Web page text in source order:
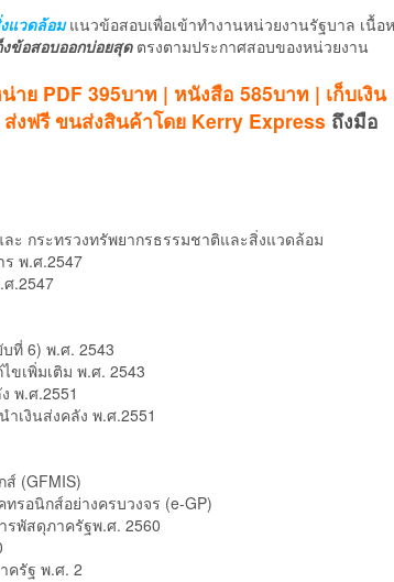
คุณภาพ
แวดล้อม
ชิ้น
แวดล้อมแนวข้อสอบเพื่อเข้าทำงานหน่วยงานรัฐบาล เนื้อ
งข้อสอบออกบ่อยสุดตรงตามประกาศสอบของหน่วยงาน
าย PDF 395บาท | หนังสือ 585บาท | เก็บเงิน
งฟรี ขนส่งสินค้าโดย Kerry Express ถึงมือ
ะ กระทรวงทรัพยากรธรรมชาติและสิ่งแวดล้อม
พ.ศ.2547
.2547
ที่ 6) พ.ศ. 2543
เพิ่มเติม พ.ศ. 2543
พ.ศ.2551
ำเงินส่งคลัง พ.ศ.2551
(GFMIS)
รอนิกส์อย่างครบวงจร (e-GP)
รพัสดุภาครัฐพ.ศ. 2560
ครัฐ พ.ศ. 2